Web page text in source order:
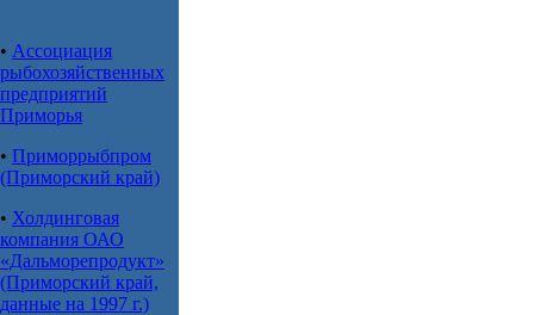
• Ассоциация
рыбохозяйственных
предприятий
Приморья
• Приморрыбпром
(Приморский край)
• Холдинговая
компания ОАО
«Дальморепродукт»
(Приморский край,
данные на 1997 г.)